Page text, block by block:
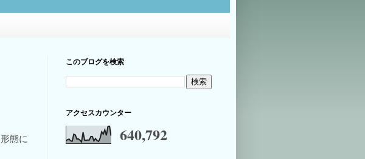
態に
このブログを検索
アクセスカウンター
640,792